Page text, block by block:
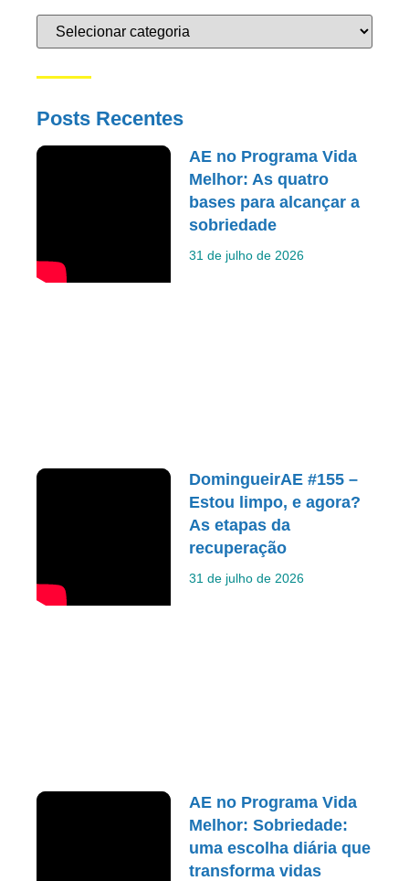
Posts Recentes
AE no Programa Vida
Melhor: As quatro
bases para alcançar a
sobriedade
31 de julho de 2026
DomingueirAE #155 –
Estou limpo, e agora?
As etapas da
recuperação
31 de julho de 2026
AE no Programa Vida
Melhor: Sobriedade:
uma escolha diária que
transforma vidas